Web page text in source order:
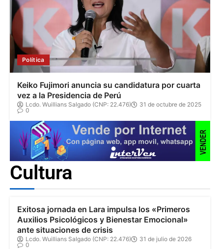
Política
Keiko Fujimori anuncia su candidatura por cuarta
vez a la Presidencia de Perú
Lcdo. Wuillians Salgado (CNP: 22.476)
31 de octubre de 2025
0
Cultura
Exitosa jornada en Lara impulsa los «Primeros
Auxilios Psicológicos y Bienestar Emocional»
ante situaciones de crisis
Lcdo. Wuillians Salgado (CNP: 22.476)
31 de julio de 2026
0